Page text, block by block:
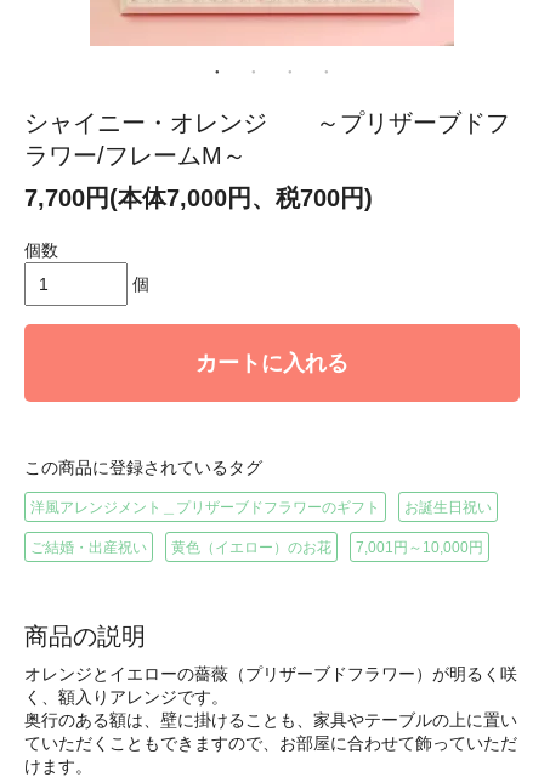
シャイニー・オレンジ ～プリザーブドフ
ラワー/フレームM～
7,700円(本体7,000円、税700円)
個数
個
カートに入れる
この商品に登録されているタグ
洋風アレンジメント＿プリザーブドフラワーのギフト お誕生日祝い
ご結婚・出産祝い 黄色（イエロー）のお花 7,001円～10,000円
商品の説明
オレンジとイエローの薔薇（プリザーブドフラワー）が明るく咲
く、額入りアレンジです。
奥行のある額は、壁に掛けることも、家具やテーブルの上に置い
ていただくこともできますので、お部屋に合わせて飾っていただ
けます。